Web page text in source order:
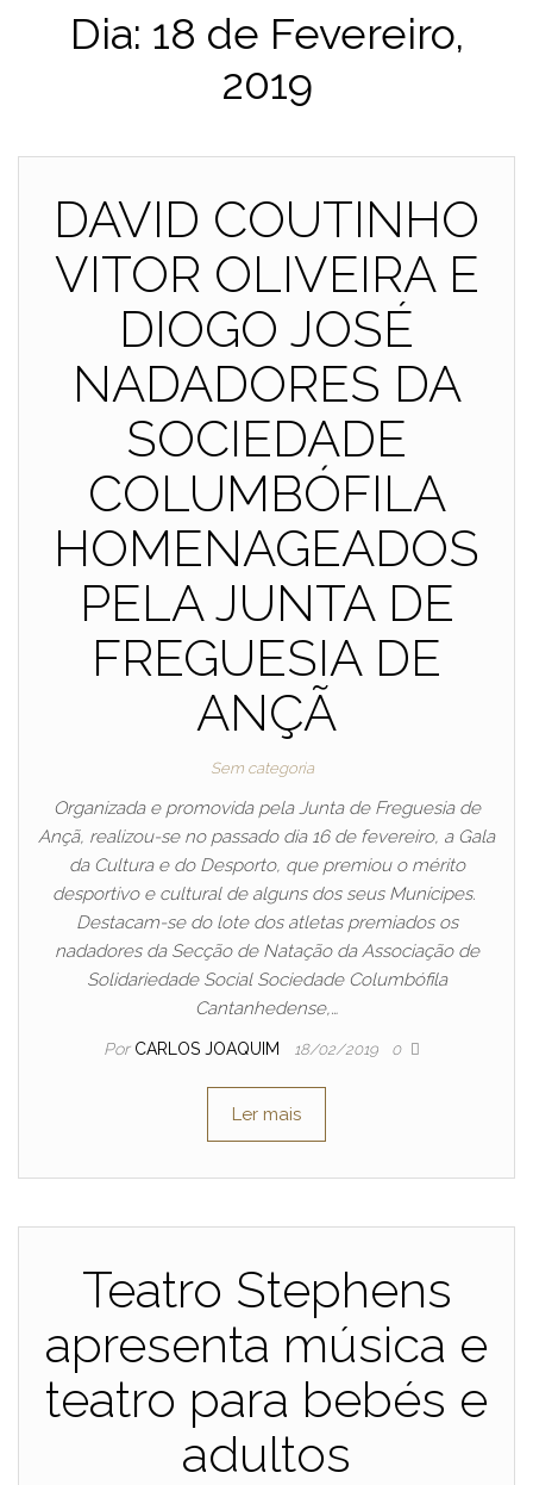
Dia: 18 de Fevereiro,
2019
DAVID COUTINHO
VITOR OLIVEIRA E
DIOGO JOSÉ
NADADORES DA
SOCIEDADE
COLUMBÓFILA
HOMENAGEADOS
PELA JUNTA DE
FREGUESIA DE
ANÇÃ
Sem categoria
Organizada e promovida pela Junta de Freguesia de
Ançã, realizou-se no passado dia 16 de fevereiro, a Gala
da Cultura e do Desporto, que premiou o mérito
desportivo e cultural de alguns dos seus Munícipes.
Destacam-se do lote dos atletas premiados os
nadadores da Secção de Natação da Associação de
Solidariedade Social Sociedade Columbófila
Cantanhedense,…
Por CARLOS JOAQUIM 18/02/2019 0
Ler mais
Teatro Stephens
apresenta música e
teatro para bebés e
adultos